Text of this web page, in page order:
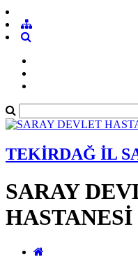
TEKİRDAĞ İL
SARAY
HASTANESİ